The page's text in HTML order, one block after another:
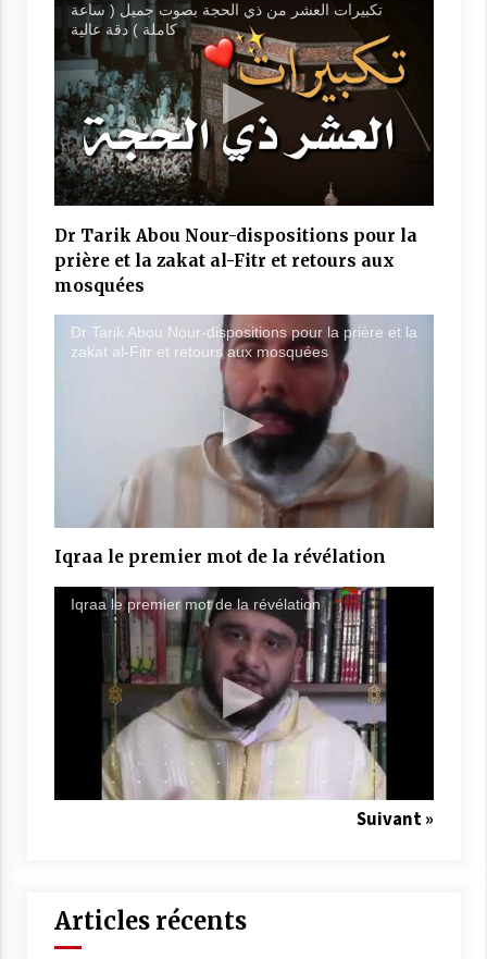
تكبيرات العشر من ذي الحجة بصوت جميل ( ساعة
كاملة ) دقة عالية
Dr Tarik Abou Nour-dispositions pour la
prière et la zakat al-Fitr et retours aux
mosquées
Dr Tarik Abou Nour-dispositions pour la prière et la
zakat al-Fitr et retours aux mosquées
Iqraa le premier mot de la révélation
Iqraa le premier mot de la révélation
Suivant »
Articles récents